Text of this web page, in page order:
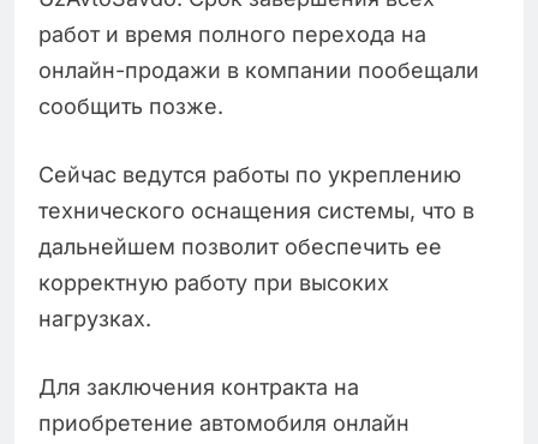
работ и время полного перехода на
онлайн-продажи в компании пообещали
сообщить позже.
Сейчас ведутся работы по укреплению
технического оснащения системы, что в
дальнейшем позволит обеспечить ее
корректную работу при высоких
нагрузках.
Для заключения контракта на
приобретение автомобиля онлайн